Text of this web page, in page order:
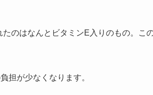
のはなんとビタミンE入りのもの。こ
担が少なくなります。